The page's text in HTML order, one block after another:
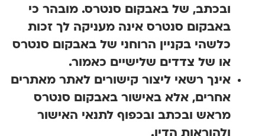
ובכתב, של באבקום סנטרס. מובהר כי
באבקום סנטרס אינה מעניקה לך זכות
כלשהי בקניין הרוחני של באבקום סנטרס
או של צדדים שלישיים כאמור.
אינך רשאי ליצור קישורים לאתר מאתרים
אחרים, אלא באישור באבקום סנטרס
מראש ובכתב ובכפוף לתנאי האישור